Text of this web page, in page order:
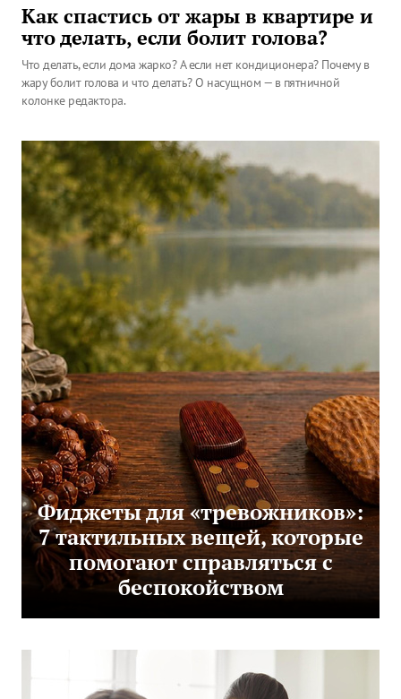
Как спастись от жары в квартире и
что делать, если болит голова?
Что делать, если дома жарко? А если нет кондиционера? Почему в
жару болит голова и что делать? О насущном — в пятничной
колонке редактора.
Фиджеты для «тревожников»:
7 тактильных вещей, которые
помогают справляться с
беспокойством